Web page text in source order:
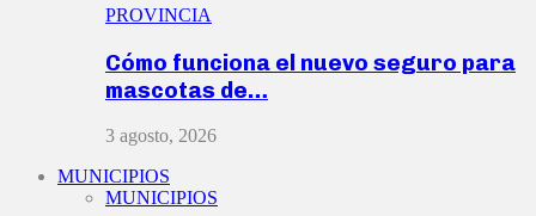
PROVINCIA
Cómo funciona el nuevo seguro para
mascotas de…
3 agosto, 2026
MUNICIPIOS
MUNICIPIOS